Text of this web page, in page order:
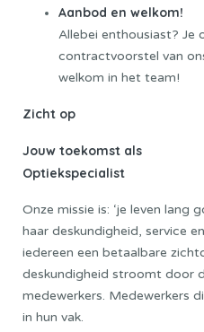
Aanbod en welkom!
Allebei enthousiast? Je
contractvoorstel van
welkom in het team!
Zicht op
Jouw toekomst als
Optiekspecialist
Onze missie is: ‘je leven lang
haar deskundigheid, service
iedereen een betaalbare
deskundigheid stroomt door
medewerkers. Medewerkers
in hun vak.